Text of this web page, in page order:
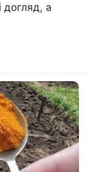
догляд, а